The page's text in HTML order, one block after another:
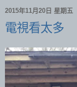
2015年11月20日 星期五
電視看太多